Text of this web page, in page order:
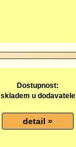
Dostupnost:
skladem u dodavatele